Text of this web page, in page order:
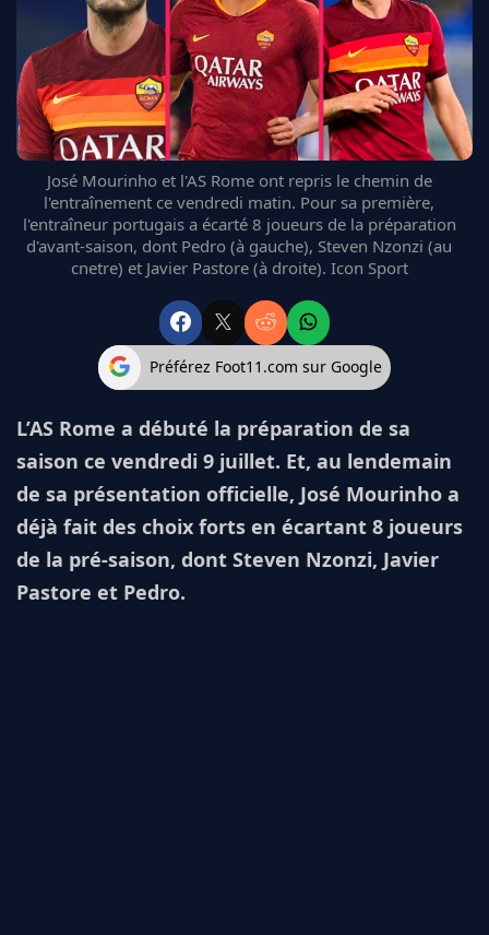
FC BARCELONE
MANCHESTER UNITED
CHELSEA
ARSENAL
BAYERN
L'AVIS DE LA RÉDAC'
José Mourinho et l'AS Rome ont repris le chemin de
l'entraînement ce vendredi matin. Pour sa première,
l'entraîneur portugais a écarté 8 joueurs de la préparation
d'avant-saison, dont Pedro (à gauche), Steven Nzonzi (au
cnetre) et Javier Pastore (à droite). Icon Sport
Préférez Foot11.com sur Google
L’AS Rome a débuté la préparation de sa
saison ce vendredi 9 juillet. Et, au lendemain
de sa présentation officielle, José Mourinho a
déjà fait des choix forts en écartant 8 joueurs
de la pré-saison, dont Steven Nzonzi, Javier
Pastore et Pedro.